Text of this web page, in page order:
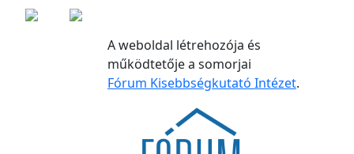
A weboldal létrehozója és
működtetője a somorjai
Fórum Kisebbségkutató Intézet.